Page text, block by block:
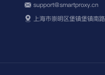
support@smartproxy.cn
上海市崇明区堡镇堡镇南